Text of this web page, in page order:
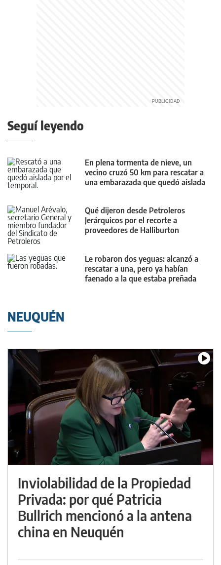
Seguí leyendo
En plena tormenta de nieve, un
vecino cruzó 50 km para rescatar a
una embarazada que quedó aislada
Qué dijeron desde Petroleros
Jerárquicos por el recorte a
proveedores de Halliburton
Le robaron dos yeguas: alcanzó a
rescatar a una, pero ya habían
faenado a la que estaba preñada
NEUQUÉN
Inviolabilidad de la Propiedad
Privada: por qué Patricia
Bullrich mencionó a la antena
china en Neuquén